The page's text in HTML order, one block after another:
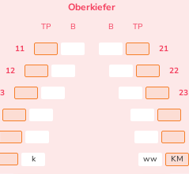
Oberkiefer
TP B B
TP
11
21
12
22
23
k ww KM